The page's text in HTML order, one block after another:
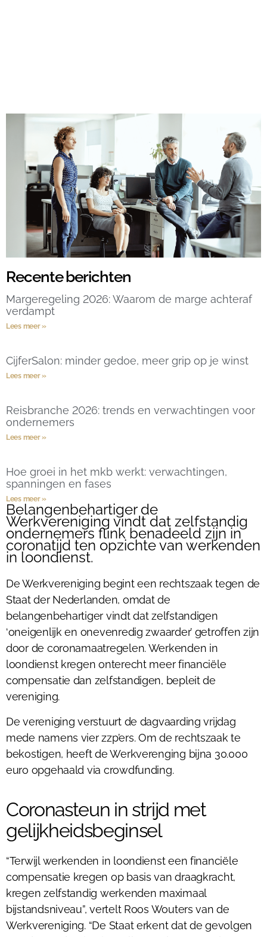
Recente berichten
Margeregeling 2026: Waarom de marge achteraf
verdampt
Lees meer »
CijferSalon: minder gedoe, meer grip op je winst
Lees meer »
Reisbranche 2026: trends en verwachtingen voor
ondernemers
Lees meer »
Hoe groei in het mkb werkt: verwachtingen,
spanningen en fases
Lees meer »
Belangenbehartiger de
Werkvereniging vindt dat zelfstandig
ondernemers flink benadeeld zijn in
coronatijd ten opzichte van werkenden
in loondienst.
De Werkvereniging begint een rechtszaak tegen de
Staat der Nederlanden, omdat de
belangenbehartiger vindt dat zelfstandigen
‘oneigenlijk en onevenredig zwaarder’ getroffen zijn
door de coronamaatregelen. Werkenden in
loondienst kregen onterecht meer financiële
compensatie dan zelfstandigen, bepleit de
vereniging.
De vereniging verstuurt de dagvaarding vrijdag
mede namens vier zzp’ers. Om de rechtszaak te
bekostigen, heeft de Werkverenging bijna 30.000
euro opgehaald via crowdfunding.
Coronasteun in strijd met
gelijkheidsbeginsel
“Terwijl werkenden in loondienst een financiële
compensatie kregen op basis van draagkracht,
kregen zelfstandig werkenden maximaal
bijstandsniveau”, vertelt Roos Wouters van de
Werkvereniging. “De Staat erkent dat de gevolgen